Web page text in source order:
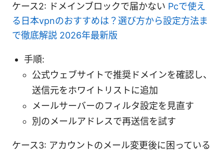
ケース2: ドメインブロックで届かない Pcで使え
る日本vpnのおすすめは？選び方から設定方法ま
で徹底解説 2026年最新版
手順:
公式ウェブサイトで推奨ドメインを確認し、
送信元をホワイトリストに追加
メールサーバーのフィルタ設定を見直す
別のメールアドレスで再送信を試す
ケース3: アカウントのメール変更後に困っている